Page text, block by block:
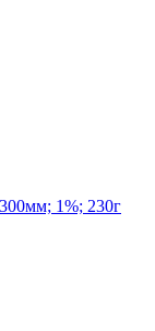
1%; 230г